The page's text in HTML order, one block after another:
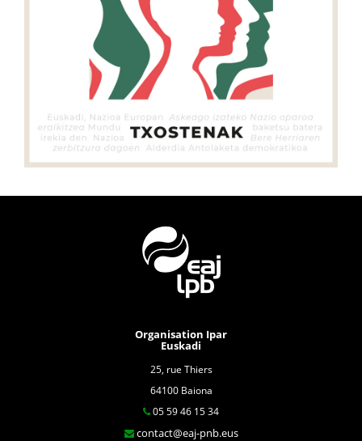
Organisation Ipar
Euskadi
25, rue Thiers
64100 Baiona
05 59 46 15 34
contact@eaj-pnb.eus